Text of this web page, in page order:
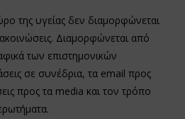
της υγείας δεν διαμορφώνεται
Διαμορφώνεται από
των επιστημονικών
σε συνέδρια, τα email προς
προς τα media και τον τρόπο